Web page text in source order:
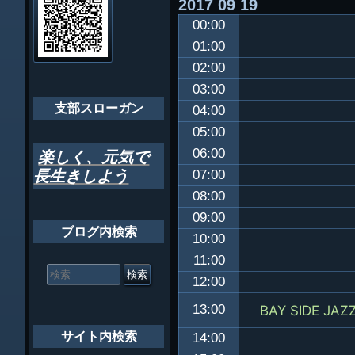
ビ
ゲ
ー
ョ
ン
千葉市支部組
年間行事
2017 09 19
00:00
01:00
02:00
03:00
04:00
05:00
06:00
07:00
08:00
09:00
10:00
11:00
12:00
13:00
BAY SIDE
14:00
支部スローガン
楽しく、元気で
長生きしよう
ブログ内検索
索
サイト内検索